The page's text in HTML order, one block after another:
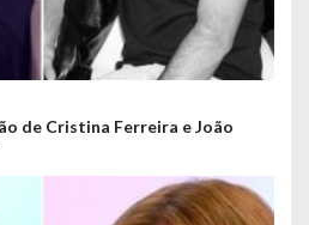
de Cristina Ferreira e João